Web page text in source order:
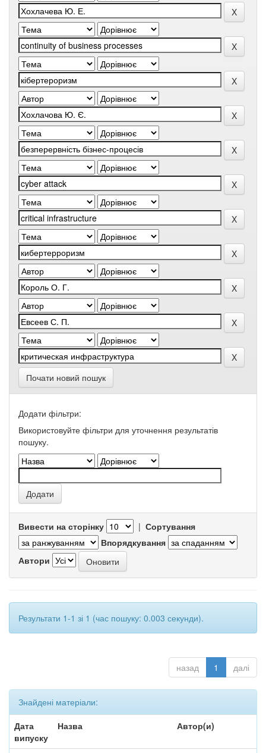
Почати новий пошук
Додати фільтри:
Використовуйте фільтри для уточнення результатів
пошуку.
Вивести на сторінку | Сортування
Впорядкування
Автори
Результати 1-1 зі 1 (час пошуку: 0.003 секунди).
назад 1 далі
Знайдені матеріали:
Дата
випуску
Назва Автор(и)